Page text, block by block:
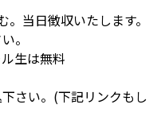
当日徴収いたします。
い。
生は無料
さい。(下記リンクもし